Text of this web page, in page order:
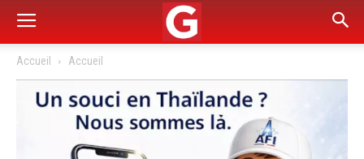
Accueil Accueil